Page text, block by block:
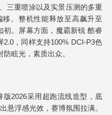
三重喷涂以及实景压测的多重
。整机性能释放至高飙升至
初。屏幕方面，魔霸新锐 酷睿
2.0，同样支持100% DCI-P3色
眩光，素质出众。
2026采用超跑流线造型，底
悬浮感光效，赛博氛围拉满。